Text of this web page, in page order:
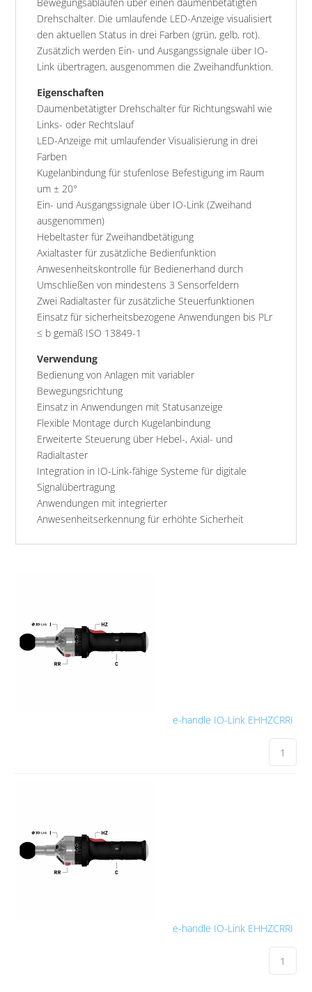
Drehschalter. Die umlaufende LED-Anzeige visualisiert
den aktuellen Status in drei Farben (grün, gelb, rot).
Zusätzlich werden Ein- und Ausgangssignale über IO-
Link übertragen, ausgenommen die Zweihandfunktion.
Eigenschaften
Daumenbetätigter Drehschalter für Richtungswahl wie
Links- oder Rechtslauf
LED-Anzeige mit umlaufender Visualisierung in drei
Farben
Kugelanbindung für stufenlose Befestigung im Raum
um ± 20°
Ein- und Ausgangssignale über IO-Link (Zweihand
ausgenommen)
Hebeltaster für Zweihandbetätigung
Axialtaster für zusätzliche Bedienfunktion
Anwesenheitskontrolle für Bedienerhand durch
Umschließen von mindestens 3 Sensorfeldern
Zwei Radialtaster für zusätzliche Steuerfunktionen
Einsatz für sicherheitsbezogene Anwendungen bis PLr
≤ b gemäß ISO 13849-1
Verwendung
Bedienung von Anlagen mit variabler
Bewegungsrichtung
Einsatz in Anwendungen mit Statusanzeige
Flexible Montage durch Kugelanbindung
Erweiterte Steuerung über Hebel-, Axial- und
Radialtaster
Integration in IO-Link-fähige Systeme für digitale
Signalübertragung
Anwendungen mit integrierter
Anwesenheitserkennung für erhöhte Sicherheit
e-handle IO-Link EHHZCRRI
e-handle IO-Link EHHZCRRI